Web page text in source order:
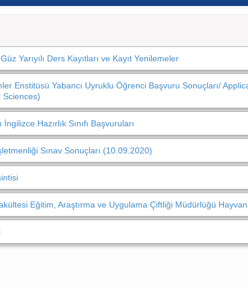
Yarıyılı Ders Kayıtları ve Kayıt Yenilemeler
Enstitüsü Yabancı Uyruklu Öğrenci Başvuru Sonuçları/
Sciences)
İngilizce Hazırlık Sınıfı Başvuruları
Sınav Sonuçları (10.09.2020)
Eğitim, Araştırma ve Uygulama Çiftliği Müdürlüğü Hayvan